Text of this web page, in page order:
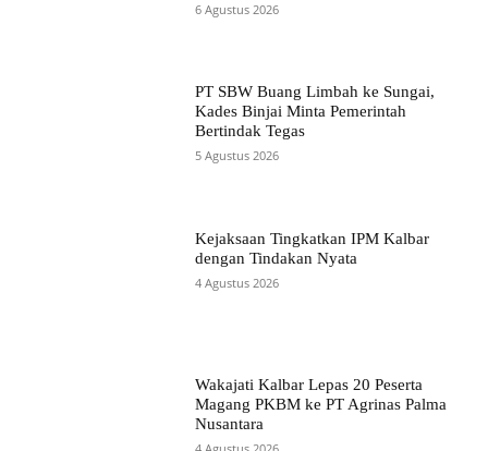
6 Agustus 2026
PT SBW Buang Limbah ke Sungai,
Kades Binjai Minta Pemerintah
Bertindak Tegas
5 Agustus 2026
Kejaksaan Tingkatkan IPM Kalbar
dengan Tindakan Nyata
4 Agustus 2026
Wakajati Kalbar Lepas 20 Peserta
Magang PKBM ke PT Agrinas Palma
Nusantara